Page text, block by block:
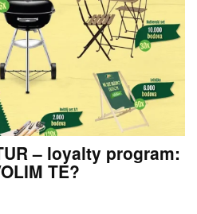
– loyalty program:
TE?